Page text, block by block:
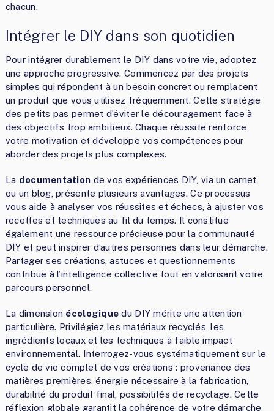
chacun.
Intégrer le DIY dans son quotidien
Pour intégrer durablement le DIY dans votre vie, adoptez
une approche progressive. Commencez par des projets
simples qui répondent à un besoin concret ou remplacent
un produit que vous utilisez fréquemment. Cette stratégie
des petits pas permet d’éviter le découragement face à
des objectifs trop ambitieux. Chaque réussite renforce
votre motivation et développe vos compétences pour
aborder des projets plus complexes.
La documentation de vos expériences DIY, via un carnet
ou un blog, présente plusieurs avantages. Ce processus
vous aide à analyser vos réussites et échecs, à ajuster vos
recettes et techniques au fil du temps. Il constitue
également une ressource précieuse pour la communauté
DIY et peut inspirer d’autres personnes dans leur démarche.
Partager ses créations, astuces et questionnements
contribue à l’intelligence collective tout en valorisant votre
parcours personnel.
La dimension écologique du DIY mérite une attention
particulière. Privilégiez les matériaux recyclés, les
ingrédients locaux et les techniques à faible impact
environnemental. Interrogez-vous systématiquement sur le
cycle de vie complet de vos créations : provenance des
matières premières, énergie nécessaire à la fabrication,
durabilité du produit final, possibilités de recyclage. Cette
réflexion globale garantit la cohérence de votre démarche